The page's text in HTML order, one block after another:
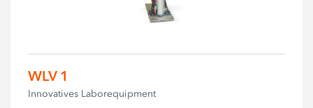
WLV 1
Innovatives Laborequipment